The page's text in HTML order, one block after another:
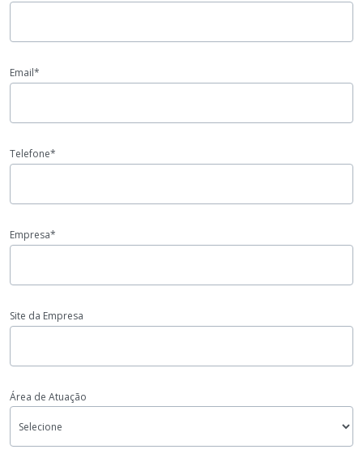
Email*
Telefone*
Empresa*
Site da Empresa
Área de Atuação